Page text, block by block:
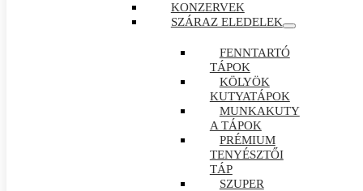
KONZERVEK
SZÁRAZ ELEDELEK
FENNTARTÓ
TÁPOK
KÖLYÖK
KUTYATÁPOK
MUNKAKUTY
A TÁPOK
PRÉMIUM
TENYÉSZTŐI
TÁP
SZUPER